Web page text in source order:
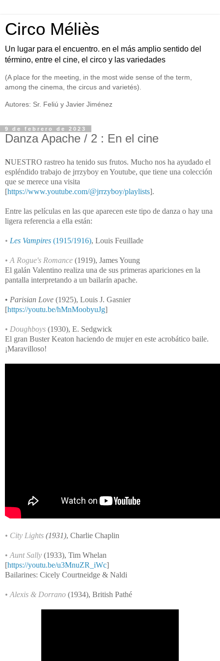
Circo Méliès
Un lugar para el encuentro. en el más amplio sentido del
término, entre el cine, el circo y las variedades
(A place for the meeting, in the most wide sense of the term,
among the cinema, the circus and varietés).
Autores: Sr. Feliú y Javier Jiménez
9 de febrero de 2023
Danza Apache / 2 : En el cine
NUESTRO rastreo ha tenido sus frutos. Mucho nos ha ayudado el
espléndido trabajo de jrrzyboy en Youtube, que tiene una colección
que se merece una visita
[https://www.youtube.com/@jrrzyboy/playlists].
Entre las películas en las que aparecen este tipo de danza o hay una
ligera referencia a ella están:
• Les Vampires (1915/1916), Louis Feuillade
• A Rogue's Romance (1919), James Young
El galán Valentino realiza una de sus primeras apariciones en la
pantalla interpretando a un bailarín apache.
• Parisian Love (1925), Louis J. Gasnier
[https://youtu.be/hMnMoobyuJg]
• Doughboys (1930), E. Sedgwick
El gran Buster Keaton haciendo de mujer en este acrobático baile.
¡Maravilloso!
• City Lights (1931), Charlie Chaplin
• Aunt Sally (1933), Tim Whelan
[https://youtu.be/u3MnuZR_iWc]
Bailarines: Cicely Courtneidge & Naldi
• Alexis & Dorrano (1934), British Pathé